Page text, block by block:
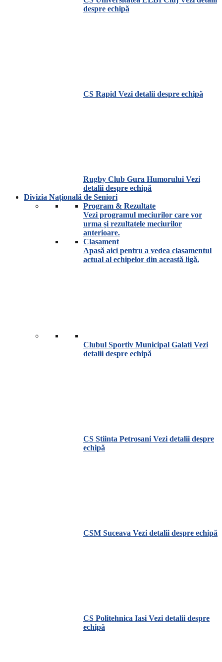
despre echipă
CS Rapid Vezi detalii despre echipă
Rugby Club Gura Humorului Vezi
detalii despre echipă
Divizia Națională de Seniori
Program & Rezultate
Vezi programul meciurilor care vor
urma și rezultatele meciurilor
anterioare.
Clasament
Apasă aici pentru a vedea clasamentul
actual al echipelor din această ligă.
Clubul Sportiv Municipal Galati Vezi
detalii despre echipă
CS Stiinta Petrosani Vezi detalii despre
echipă
CSM Suceava Vezi detalii despre echipă
CS Politehnica Iasi Vezi detalii despre
echipă